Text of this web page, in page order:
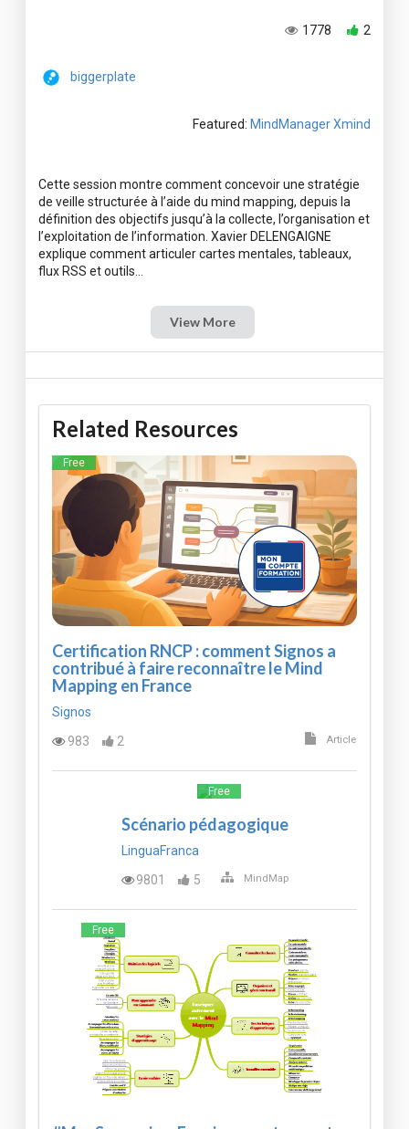
2
1778
biggerplate
Featured: MindManagerXmind
Cette session montre comment concevoir une stratégie
de veille structurée à l’aide du mind mapping, depuis la
définition des objectifs jusqu’à la collecte, l’organisation et
l’exploitation de l’information. Xavier DELENGAIGNE
explique comment articuler cartes mentales, tableaux,
View More
Related Resources
Free
Certification RNCP : comment Signos a
contribué à faire reconnaître le Mind
Mapping en France
Signos
983
2 Article
Free
Scénario pédagogique
LinguaFranca
9801
5 MindMap
Free